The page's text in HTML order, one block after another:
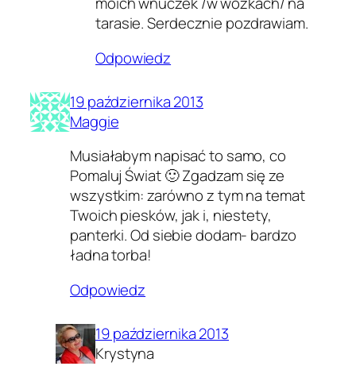
tarasie. Serdecznie pozdrawiam.
Odpowiedz
19 października 2013
Maggie
Musiałabym napisać to samo, co
Pomaluj Świat 🙂 Zgadzam się ze
wszystkim: zarówno z tym na temat
Twoich piesków, jak i, niestety,
panterki. Od siebie dodam- bardzo
ładna torba!
Odpowiedz
19 października 2013
Krystyna